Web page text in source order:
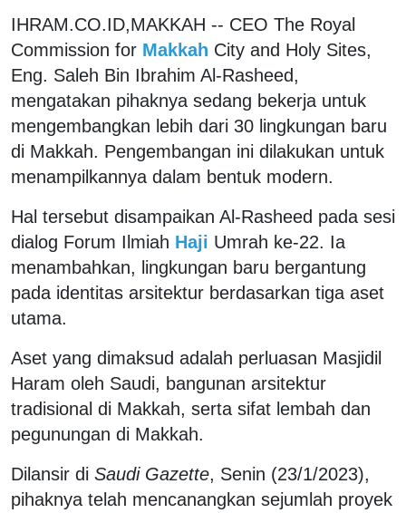
IHRAM.CO.ID,MAKKAH -- CEO The Royal
Commission for Makkah City and Holy Sites,
Eng. Saleh Bin Ibrahim Al-Rasheed,
mengatakan pihaknya sedang bekerja untuk
mengembangkan lebih dari 30 lingkungan baru
di Makkah. Pengembangan ini dilakukan untuk
menampilkannya dalam bentuk modern.
Hal tersebut disampaikan Al-Rasheed pada sesi
dialog Forum Ilmiah Haji Umrah ke-22. Ia
menambahkan, lingkungan baru bergantung
pada identitas arsitektur berdasarkan tiga aset
utama.
Aset yang dimaksud adalah perluasan Masjidil
Haram oleh Saudi, bangunan arsitektur
tradisional di Makkah, serta sifat lembah dan
pegunungan di Makkah.
Dilansir di Saudi Gazette, Senin (23/1/2023),
pihaknya telah mencanangkan sejumlah proyek